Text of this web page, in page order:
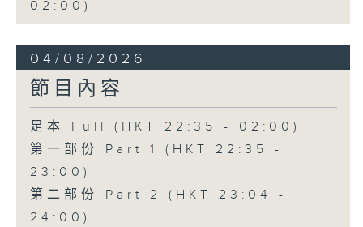
02:00)
04/08/2026
節目內容
足本 Full (HKT 22:35 - 02:00)
第一部份 Part 1 (HKT 22:35 -
23:00)
第二部份 Part 2 (HKT 23:04 -
24:00)